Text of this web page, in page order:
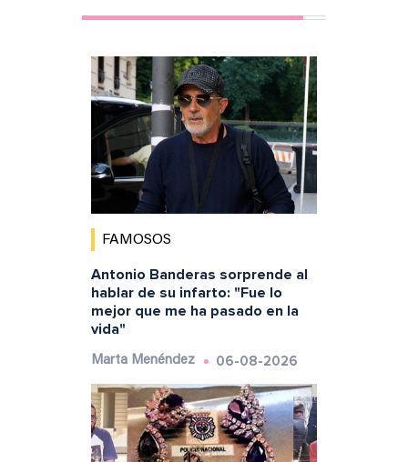
FAMOSOS
Antonio Banderas sorprende al
hablar de su infarto: "Fue lo
mejor que me ha pasado en la
vida"
Marta Menéndez 06-08-2026